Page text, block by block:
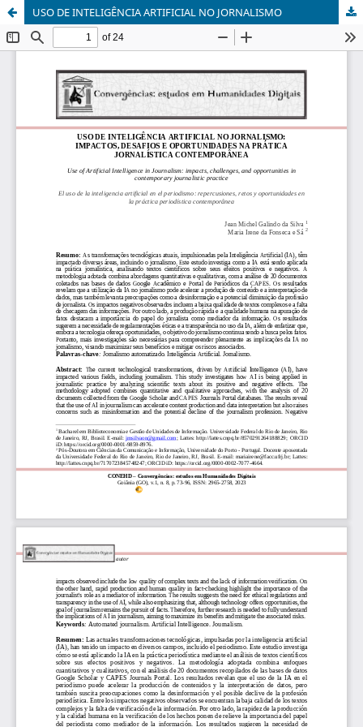
USO DE INTELIGÊNCIA ARTIFICIAL NO JORNALISMO